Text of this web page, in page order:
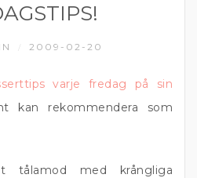
2009-02-20
varje fredag på sin
kan rekommendera som
med krångliga